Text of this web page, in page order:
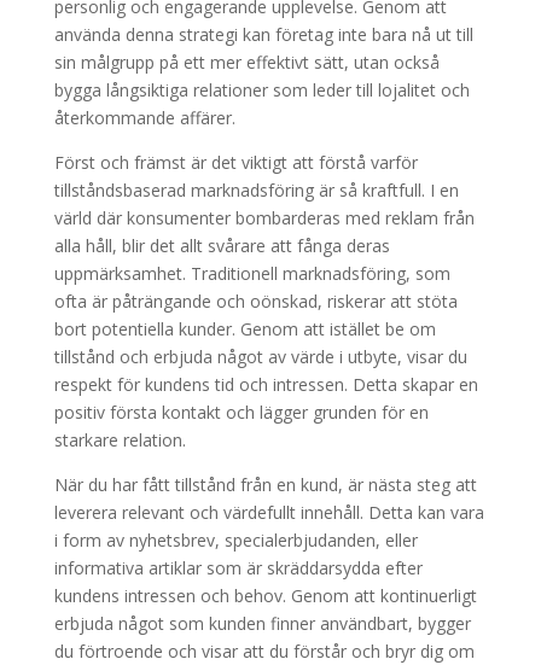
personlig och engagerande upplevelse. Genom att
använda denna strategi kan företag inte bara nå ut till
sin målgrupp på ett mer effektivt sätt, utan också
bygga långsiktiga relationer som leder till lojalitet och
återkommande affärer.
Först och främst är det viktigt att förstå varför
tillståndsbaserad marknadsföring är så kraftfull. I en
värld där konsumenter bombarderas med reklam från
alla håll, blir det allt svårare att fånga deras
uppmärksamhet. Traditionell marknadsföring, som
ofta är påträngande och oönskad, riskerar att stöta
bort potentiella kunder. Genom att istället be om
tillstånd och erbjuda något av värde i utbyte, visar du
respekt för kundens tid och intressen. Detta skapar en
positiv första kontakt och lägger grunden för en
starkare relation.
När du har fått tillstånd från en kund, är nästa steg att
leverera relevant och värdefullt innehåll. Detta kan vara
i form av nyhetsbrev, specialerbjudanden, eller
informativa artiklar som är skräddarsydda efter
kundens intressen och behov. Genom att kontinuerligt
erbjuda något som kunden finner användbart, bygger
du förtroende och visar att du förstår och bryr dig om